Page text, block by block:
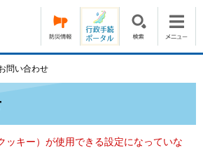
問い合わせ
ッキー）が使用できる設定になっていな